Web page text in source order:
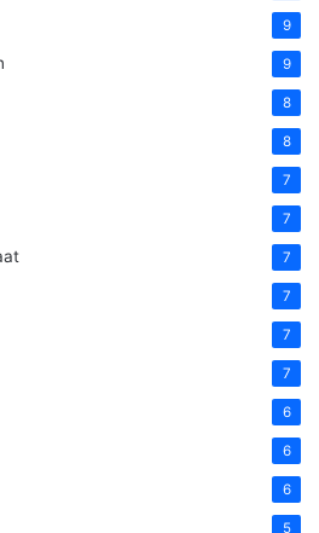
9
9
8
8
7
7
7
7
7
7
6
6
6
5